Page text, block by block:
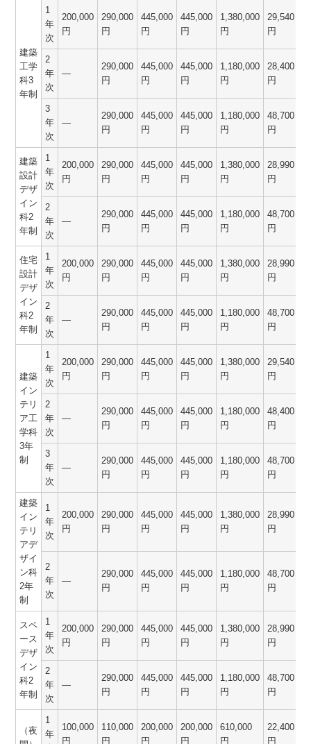
建築
工学
科3
年制
1
年
次
200,000
円
290,000
円
445,000
円
445,000
円
1,380,000
円
29,540
円
2
年
次
―
290,000
円
445,000
円
445,000
円
1,180,000
円
28,400
円
3
年
次
―
290,000
円
445,000
円
445,000
円
1,180,000
円
48,700
円
建築
設計
デザ
イン
科2
年制
1
年
次
200,000
円
290,000
円
445,000
円
445,000
円
1,380,000
円
28,990
円
2
年
次
―
290,000
円
445,000
円
445,000
円
1,180,000
円
48,700
円
住宅
設計
デザ
イン
科2
年制
1
年
次
200,000
円
290,000
円
445,000
円
445,000
円
1,380,000
円
28,990
円
2
年
次
―
290,000
円
445,000
円
445,000
円
1,180,000
円
48,700
円
建築
イン
テリ
ア工
学科
3年
制
1
年
次
200,000
円
290,000
円
445,000
円
445,000
円
1,380,000
円
29,540
円
2
年
次
―
290,000
円
445,000
円
445,000
円
1,180,000
円
48,400
円
3
年
次
―
290,000
円
445,000
円
445,000
円
1,180,000
円
48,700
円
建築
イン
テリ
アデ
ザイ
ン科
2年
制
1
年
次
200,000
円
290,000
円
445,000
円
445,000
円
1,380,000
円
28,990
円
2
年
次
―
290,000
円
445,000
円
445,000
円
1,180,000
円
48,700
円
スペ
ース
デザ
イン
科2
年制
1
年
次
200,000
円
290,000
円
445,000
円
445,000
円
1,380,000
円
28,990
円
2
年
次
―
290,000
円
445,000
円
445,000
円
1,180,000
円
48,700
円
（夜
1
年
100,000
円
110,000
円
200,000
円
200,000
円
610,000
円
22,400
円